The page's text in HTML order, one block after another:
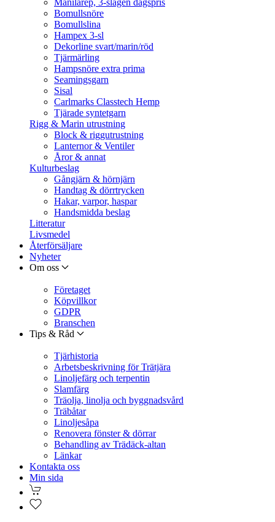
Manilarep, 3-slagen dagspris
Bomullsnöre
Bomullslina
Hampex 3-sl
Dekorline svart/marin/röd
Tjärmärling
Hampsnöre extra prima
Seamingsgarn
Sisal
Carlmarks Classtech Hemp
Tjärade syntetgarn
Rigg & Marin utrustning
Block & riggutrustning
Lanternor & Ventiler
Åror & annat
Kulturbeslag
Gångjärn & hörnjärn
Handtag & dörrtrycken
Hakar, varpor, haspar
Handsmidda beslag
Litteratur
Livsmedel
Återförsäljare
Nyheter
Om oss
Företaget
Köpvillkor
GDPR
Branschen
Tips & Råd
Tjärhistoria
Arbetsbeskrivning för Trätjära
Linoljefärg och terpentin
Slamfärg
Träolja, linolja och byggnadsvård
Träbåtar
Linoljesåpa
Renovera fönster & dörrar
Behandling av Trädäck-altan
Länkar
Kontakta oss
Min sida